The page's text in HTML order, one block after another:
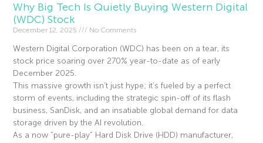
Why Big Tech Is Quietly Buying Western Digital
(WDC) Stock
December 12, 2025 No Comments
Western Digital Corporation (WDC) has been on a tear, its
stock price soaring over 270% year-to-date as of early
December 2025.
This massive growth isn’t just hype; it’s fueled by a perfect
storm of events, including the strategic spin-off of its flash
business, SanDisk, and an insatiable global demand for data
storage driven by the AI revolution.
As a now “pure-play” Hard Disk Drive (HDD) manufacturer,